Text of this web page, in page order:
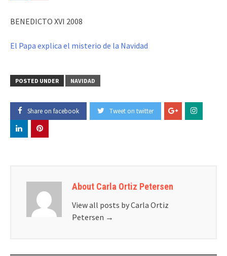
BENEDICTO XVI 2008
El Papa explica el misterio de la Navidad
POSTED UNDER NAVIDAD
Share on facebook Tweet on twitter
About Carla Ortiz Petersen
View all posts by Carla Ortiz
Petersen →